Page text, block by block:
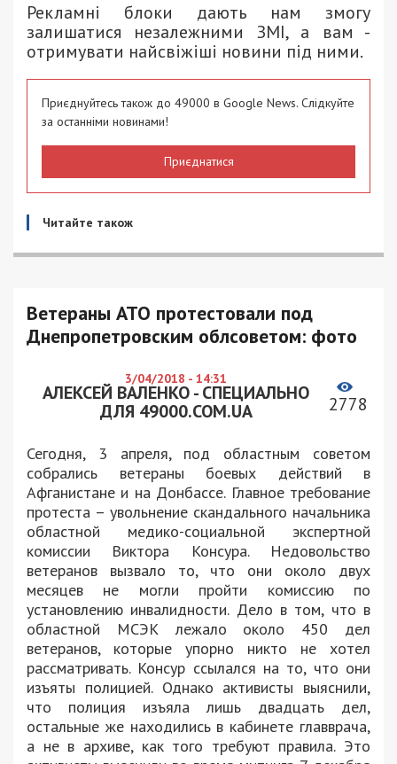
Рекламні блоки дають нам змогу
залишатися незалежними ЗМІ, а вам -
отримувати найсвіжіші новини під ними.
Приєднуйтесь також до 49000 в Google News. Слідкуйте
за останніми новинами!
Приєднатися
Читайте також
Ветераны АТО протестовали под
Днепропетровским облсоветом: фото
3/04/2018 - 14:31
АЛЕКСЕЙ ВАЛЕНКО - СПЕЦИАЛЬНО
ДЛЯ 49000.COM.UA
2778
Сегодня, 3 апреля, под областным советом
собрались ветераны боевых действий в
Афганистане и на Донбассе. Главное требование
протеста – увольнение скандального начальника
областной медико-социальной экспертной
комиссии Виктора Консура. Недовольство
ветеранов вызвало то, что они около двух
месяцев не могли пройти комиссию по
установлению инвалидности. Дело в том, что в
областной МСЭК лежало около 450 дел
ветеранов, которые упорно никто не хотел
рассматривать. Консур ссылался на то, что они
изъяты полицией. Однако активисты выяснили,
что полиция изъяла лишь двадцать дел,
остальные же находились в кабинете главврача,
а не в архиве, как того требуют правила. Это